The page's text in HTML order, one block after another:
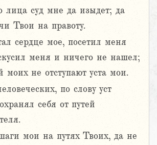
лица суд мне да изыдет; да
Твои на правоту.
сердце мое, посетил меня
меня и ничего не нашел;
моих не отступают уста мои.
по слову уст
себя от путей
мои на путях Твоих, да не